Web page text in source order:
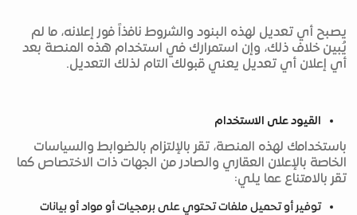
يصبح أي تعديل لهذه البنود والشروط نافذاً فور إعلانه، ما لم
يُبين خلاف ذلك، وإن استمرارك في استخدام هذه المنصة بعد
أي إعلان أي تعديل يعني قبولك التام لذلك التعديل.
القيود على الاستخدام
باستخدامك لهذه المنصة، تقر بالإلتزام بالضوابط والسياسات
الخاصة بالإعلان العقاري والصادر من الجهات ذات الاختصاص كما
تقر بالامتناع عما يلي:
توفير أو تحميل ملفات تحتوي على برمجيات أو مواد أو بيانات